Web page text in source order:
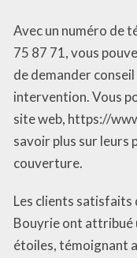
Avec un numéro de
75 87 71, vous
de demander
intervention. Vous
site web, https://
savoir plus sur leurs
couverture.
Les clients satisfaits
Bouyrie ont attribué
étoiles, témoignant